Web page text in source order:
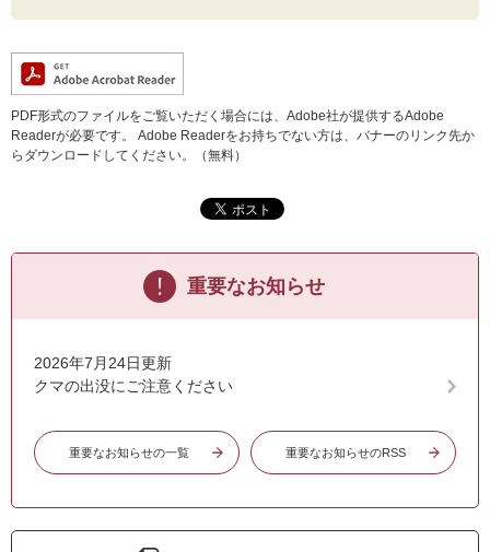
PDF形式のファイルをご覧いただく場合には、Adobe社が提供するAdobe
Readerが必要です。
Adobe Readerをお持ちでない方は、バナーのリンク先か
らダウンロードしてください。（無料）
重要なお知らせ
2026年7月24日更新
クマの出没にご注意ください
重要なお知らせの一覧 重要なお知らせのRSS